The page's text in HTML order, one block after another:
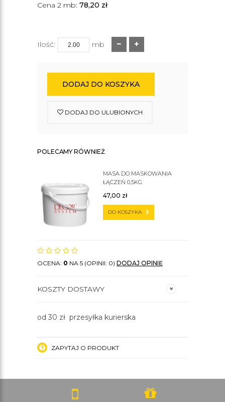
Cena 2 mb: 78,20 zł
Ilość: mb
DODAJ DO KOSZYKA
DODAJ DO ULUBIONYCH
POLECAMY RÓWNIEŻ
MASA DO MASKOWANIA
ŁĄCZEŃ 0,5KG
47,00 zł
DO KOSZYKA
OCENA: 0 NA 5 (OPINII: 0) DODAJ OPINIĘ
KOSZTY DOSTAWY
od 30 zł przesyłka kurierska
ZAPYTAJ O PRODUKT